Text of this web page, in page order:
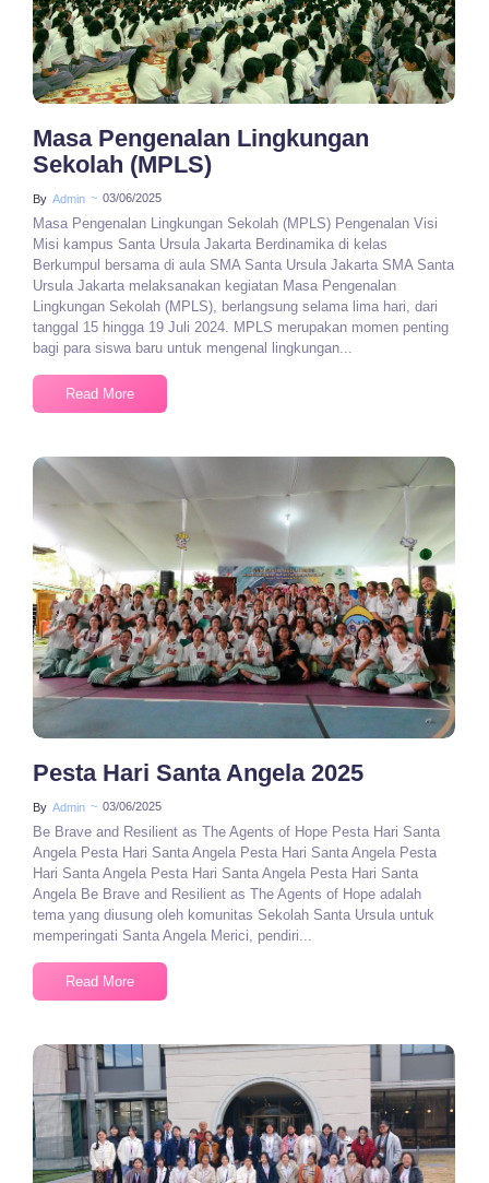
Masa Pengenalan Lingkungan
Sekolah (MPLS)
By Admin ~ 03/06/2025
Masa Pengenalan Lingkungan Sekolah (MPLS) Pengenalan Visi
Misi kampus Santa Ursula Jakarta Berdinamika di kelas
Berkumpul bersama di aula SMA Santa Ursula Jakarta SMA Santa
Ursula Jakarta melaksanakan kegiatan Masa Pengenalan
Lingkungan Sekolah (MPLS), berlangsung selama lima hari, dari
tanggal 15 hingga 19 Juli 2024. MPLS merupakan momen penting
bagi para siswa baru untuk mengenal lingkungan...
Read More
Pesta Hari Santa Angela 2025
By Admin ~ 03/06/2025
Be Brave and Resilient as The Agents of Hope Pesta Hari Santa
Angela Pesta Hari Santa Angela Pesta Hari Santa Angela Pesta
Hari Santa Angela Pesta Hari Santa Angela Pesta Hari Santa
Angela Be Brave and Resilient as The Agents of Hope adalah
tema yang diusung oleh komunitas Sekolah Santa Ursula untuk
memperingati Santa Angela Merici, pendiri...
Read More
No Comments